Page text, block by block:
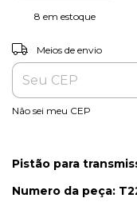
8 em estoque
Entregas para o CEP:
Meios de envio
Não sei meu CEP
Pistão para
Numero da peça: